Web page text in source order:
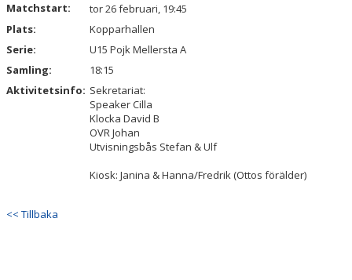
KONTAKT
DOKUMENT
Matchstart:
tor 26 februari, 19:45
Plats:
Kopparhallen
Serie:
U15 Pojk Mellersta A
Samling:
18:15
Aktivitetsinfo: Sekretariat:
Speaker Cilla
Klocka David B
OVR Johan
Utvisningsbås Stefan & Ulf
Kiosk: Janina & Hanna/Fredrik (Ottos förälder)
<< Tillbaka